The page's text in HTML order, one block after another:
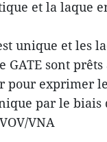
et la laque
unique et les
GATE sont
pour exprimer
par le biais
VNA